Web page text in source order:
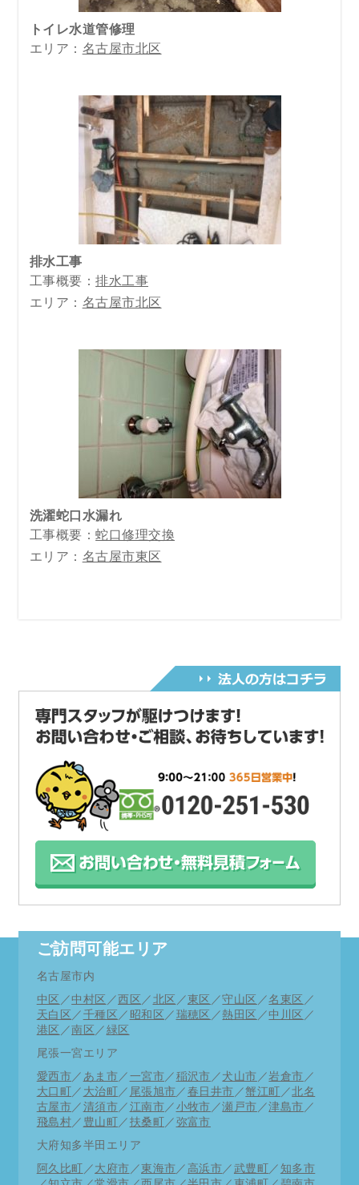
トイレ水道管修理
エリア： 名古屋市北区
排水工事
工事概要：排水工事
エリア： 名古屋市北区
洗濯蛇口水漏れ
工事概要：蛇口修理交換
エリア： 名古屋市東区
ご訪問可能エリア
名古屋市内
中区 ／中村区 ／ 西区 ／ 北区 ／東区 ／守山区 ／名東区 ／
天白区 ／ 千種区 ／ 昭和区 ／ 瑞穂区 ／ 熱田区 ／中川区 ／
港区 ／南区 ／ 緑区
尾張一宮エリア
愛西市 ／ あま市 ／ 一宮市 ／ 稲沢市 ／ 犬山市 ／岩倉市 ／
大口町
／ 大治町 ／ 尾張旭市 ／ 春日井市 ／蟹江町 ／北名
古屋市 ／ 清須市 ／ 江南市 ／ 小牧市 ／瀬戸市 ／津島市 ／
飛島村 ／ 豊山町 ／ 扶桑町 ／ 弥富市
大府知多半田エリア
阿久比町 ／ 大府市 ／東海市 ／ 高浜市 ／ 武豊町 ／ 知多市